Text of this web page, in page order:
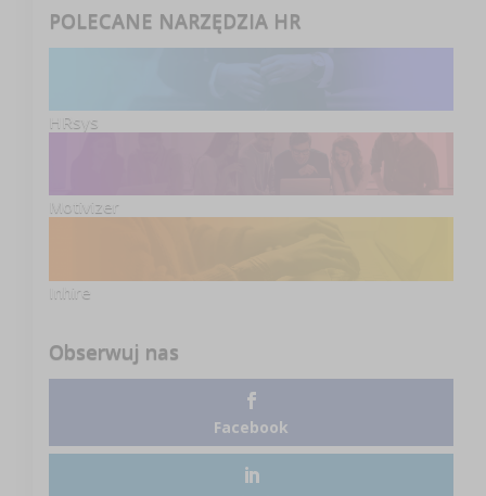
POLECANE NARZĘDZIA HR
HRsys
Motivizer
Inhire
Obserwuj nas
Facebook